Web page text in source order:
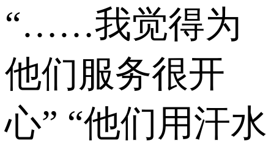
“……我觉得为
他们服务很开
心” “他们用汗水